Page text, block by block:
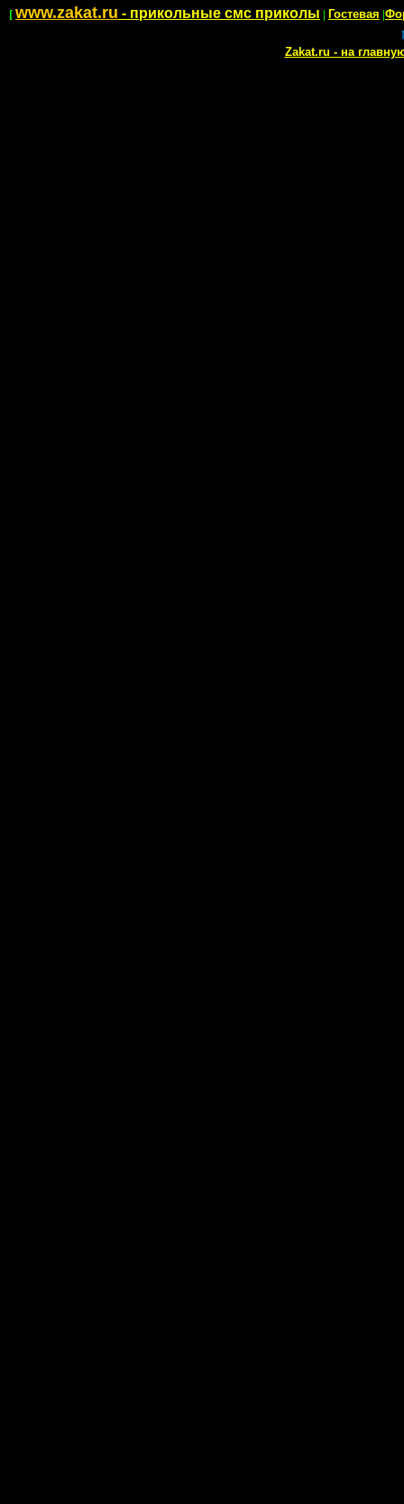
[ www.zakat.ru - прикольные смс приколы | Гостевая |
Zakat.ru - на